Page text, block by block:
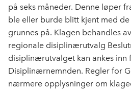
på seks måneder. Denne løper
ble eller burde blitt kjent med
grunnes på. Klagen behandles
regionale disiplinærutvalg
disiplinærutvalget kan ankes inn
Disiplinærnemnden. Regler for
nærmere opplysninger om